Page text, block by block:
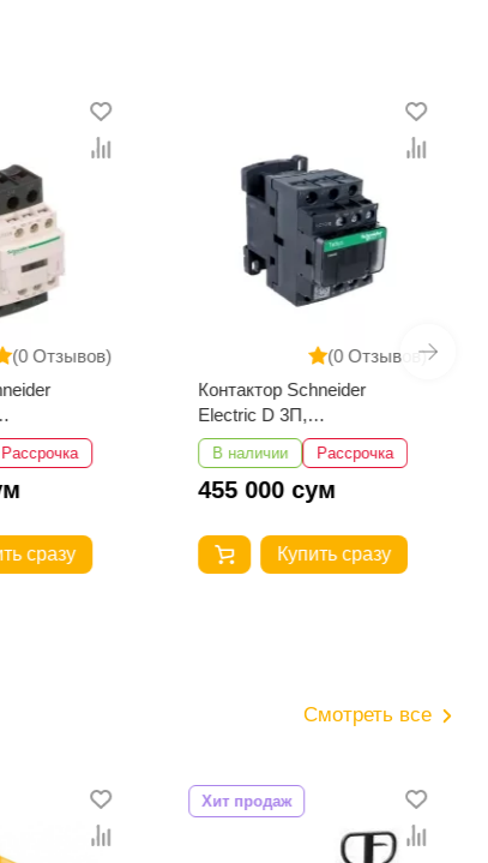
(0 Отзывов)
Рассрочка
сразу
(0 Отзывов)
Контактор Schneider
Electric D 3П,
18А,НО+НЗ,220B
LC1D18M7
В наличии Рассрочка
455 000 сум
Купить сразу
Смотреть все
Хит продаж